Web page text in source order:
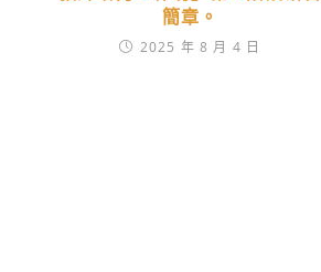
簡章。
2025 年 8 月 4 日